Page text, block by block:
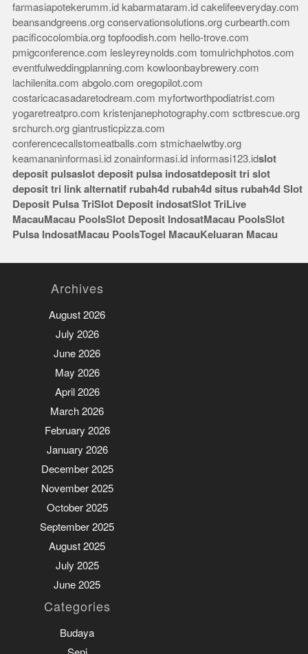
farmasiapotekerumm.id kabarmataram.id cakelifeeveryday.com
beansandgreens.org conservationsolutions.org curbearth.com
pacificocolombia.org topfoodish.com hello-trove.com
pmigconference.com lesleyreynolds.com tomulrichphotos.com
eventfulweddingplanning.com kowloonbaybrewery.com
lachilenita.com abgolo.com oregopilot.com
costaricacasadaretodream.com myfortworthpodiatrist.com
yogaretreatpro.com kristenjanephotography.com sctbrescue.org
srchurch.org giantrusticpizza.com
conferencecallstomeatballs.com stmichaelwtby.org
keamananinformasi.id zonainformasi.id informasi123.idslot
deposit pulsaslot deposit pulsa indosatdeposit tri slot
deposit tri link alternatif rubah4d rubah4d situs rubah4d Slot
Deposit Pulsa TriSlot Deposit indosatSlot TriLive
MacauMacau PoolsSlot Deposit IndosatMacau PoolsSlot
Pulsa IndosatMacau PoolsTogel MacauKeluaran Macau
Archives
August 2026
July 2026
June 2026
May 2026
April 2026
March 2026
February 2026
January 2026
December 2025
November 2025
October 2025
September 2025
August 2025
July 2025
June 2025
Categories
Budaya